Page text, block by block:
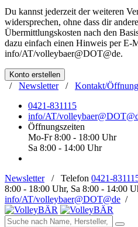
Du kannst jederzeit der weiteren
widersprechen, ohne dass dir
Übermittlungskosten nach den
dazu einfach einen Hinweis per E-
info/AT/volleybaer@DOT@de.
Konto erstellen
/ Newsletter/ Kontakt/
0421-831115
info/AT/
Öffnungszeiten
Mo-Fr 8:00 - 18:00 Uhr
Sa 8:00 - 14:00 Uhr
Newsletter/ Telefon 0421-
8:00 - 18:00 Uhr, Sa 8:00 - 14:00
info/AT/volleybaer@DOT@de /